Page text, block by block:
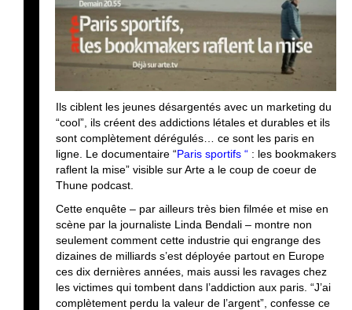
Ils ciblent les jeunes désargentés avec un marketing du
“cool”, ils créent des addictions létales et durables et ils
sont complètement dérégulés… ce sont les paris en
ligne. Le documentaire “Paris sportifs “ : les bookmakers
raflent la mise” visible sur Arte a le coup de coeur de
Thune podcast.
Cette enquête – par ailleurs très bien filmée et mise en
scène par la journaliste Linda Bendali – montre non
seulement comment cette industrie qui engrange des
dizaines de milliards s’est déployée partout en Europe
ces dix dernières années, mais aussi les ravages chez
les victimes qui tombent dans l’addiction aux paris. “J’ai
complètement perdu la valeur de l’argent”, confesse ce